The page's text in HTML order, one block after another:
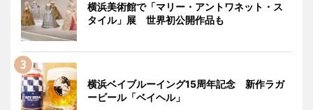
横浜美術館で「マリー・アントワネット・ス
タイル」展 世界初公開作品も
横浜ベイブルーイング15周年記念 新作ラガ
ービール「ベイヘル」